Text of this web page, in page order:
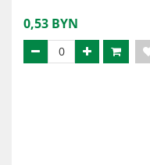
0,53 BYN